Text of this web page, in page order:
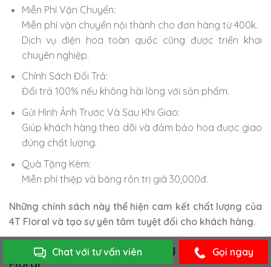
Chat với tư vấn viên Gọi ngay
Miễn Phí Vận Chuyển:
Miễn phí vận chuyển nội thành cho đơn hàng từ 400k.
Dịch vụ điện hoa toàn quốc cũng được triển khai
chuyên nghiệp.
Chính Sách Đổi Trả:
Đổi trả 100% nếu không hài lòng với sản phẩm.
Gửi Hình Ảnh Trước Và Sau Khi Giao:
Giúp khách hàng theo dõi và đảm bảo hoa được giao
đúng chất lượng.
Quà Tặng Kèm:
Miễn phí thiệp và băng rôn trị giá 30,000đ.
Những chính sách này thể hiện cam kết chất lượng của
4T Floral và tạo sự yên tâm tuyệt đối cho khách hàng.
12. Cách Đặt Hoa Khai Trương Quận 11 Tại 4T
Floral